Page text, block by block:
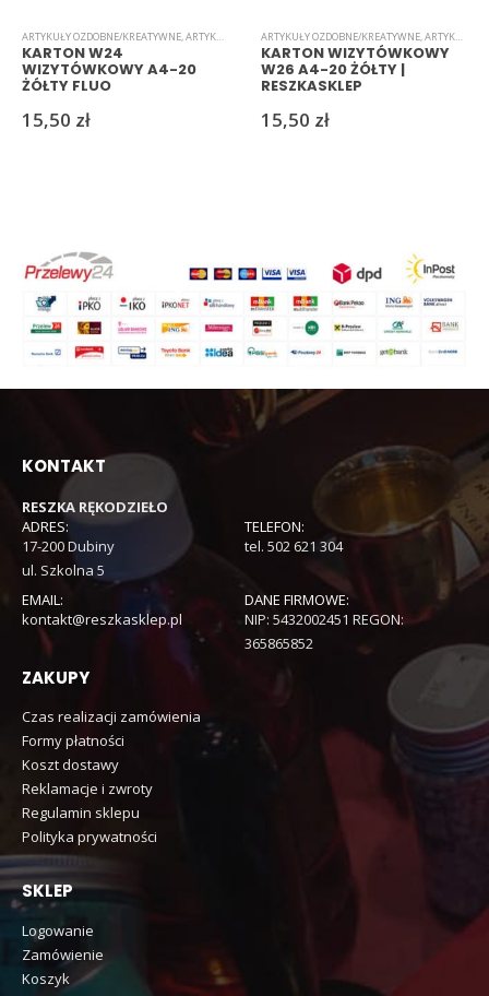
ARTYKUŁY OZDOBNE/KREATYWNE,ARTYKUŁY SZKOLNE I BIUROWE ,KARTON/PAPIER WIZYTÓWKOWY
KARTON W24
WIZYTÓWKOWY A4-20
ŻÓŁTY FLUO
15,50 zł
ARTYKUŁY OZDOBNE/KREATYWNE,ARTYKUŁY SZKOLNE I BIUROWE
KARTON WIZYTÓWKOWY
W26 A4-20 ŻÓŁTY |
RESZKASKLEP
15,50 zł
KONTAKT
RESZKA RĘKODZIEŁO
ADRES:
17-200 Dubiny
ul. Szkolna 5
TELEFON:
tel. 502 621 304
EMAIL:
kontakt@reszkasklep.pl
DANE FIRMOWE:
NIP: 5432002451 REGON:
365865852
ZAKUPY
Czas realizacji zamówienia
Formy płatności
Koszt dostawy
Reklamacje i zwroty
Regulamin sklepu
Polityka prywatności
SKLEP
Logowanie
Zamówienie
Koszyk